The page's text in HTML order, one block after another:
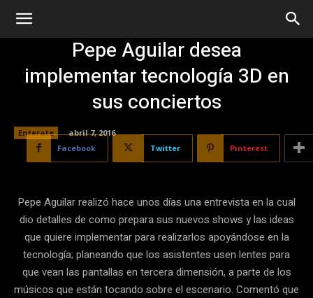
Pepe Aguilar desea
implementar tecnología 3D en
sus conciertos
Enterate
abril 7, 2016
Facebook
Twitter Pinterest
Pepe Aguilar realizó hace unos días una entrevista en la cual
dio detalles de como prepara sus nuevos shows y las ideas
que quiere implementar para realizarlos apoyándose en la
tecnología; planeando que los asistentes usen lentes para
que vean las pantallas en tercera dimensión, a parte de los
músicos que están tocando sobre el escenario. Comentó que